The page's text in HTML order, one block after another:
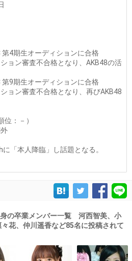
4期生オーディションに合格
ョン審査不合格となり、AKB48の活
9期生オーディションに合格
ョン審査不合格となり、再びAKB48
位：－）
「本人降臨」し話題となる。
身の卒業メンバー一覧 河西智美、小
花、仲川遥香など85名に投稿されて